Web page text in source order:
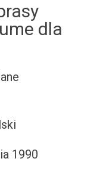
dla
1990